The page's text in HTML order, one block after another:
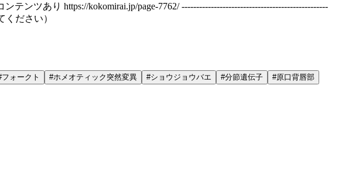
ンツあり https://kokomirai.jp/page-7762/ --------------------------------------------------
ださい）
フォークト #ホメオティック突然変異 #ショウジョウバエ #分節遺伝子 #原口背唇部